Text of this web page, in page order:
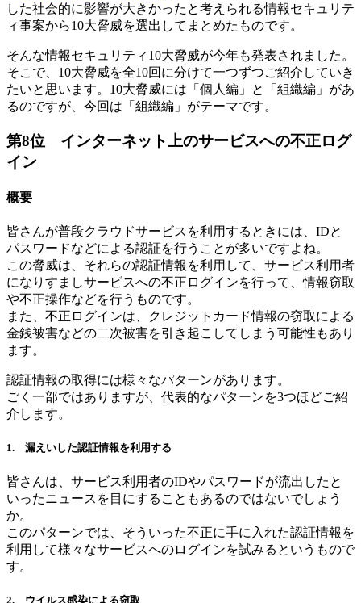
した社会的に影響が大きかったと考えられる情報セキュリテ
ィ事案から10大脅威を選出してまとめたものです。
そんな情報セキュリティ10大脅威が今年も発表されました。
そこで、10大脅威を全10回に分けて一つずつご紹介していき
たいと思います。10大脅威には「個人編」と「組織編」があ
るのですが、今回は「組織編」がテーマです。
第8位 インターネット上のサービスへの不正ログ
イン
概要
皆さんが普段クラウドサービスを利用するときには、IDと
パスワードなどによる認証を行うことが多いですよね。
この脅威は、それらの認証情報を利用して、サービス利用者
になりすましサービスへの不正ログインを行って、情報窃取
や不正操作などを行うものです。
また、不正ログインは、クレジットカード情報の窃取による
金銭被害などの二次被害を引き起こしてしまう可能性もあり
ます。
認証情報の取得には様々なパターンがあります。
ごく一部ではありますが、代表的なパターンを3つほどご紹
介します。
1. 漏えいした認証情報を利用する
皆さんは、サービス利用者のIDやパスワードが流出したと
いったニュースを目にすることもあるのではないでしょう
か。
このパターンでは、そういった不正に手に入れた認証情報を
利用して様々なサービスへのログインを試みるというもので
す。
2. ウイルス感染による窃取